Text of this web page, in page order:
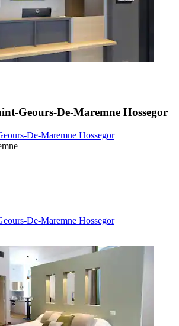
Geours-De-Maremne Hossegor
De-Maremne Hossegor
De-Maremne Hossegor